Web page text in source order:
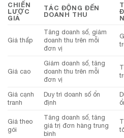
CHIẾN
LƯỢC
GIÁ
TÁC ĐỘNG ĐẾN
DOANH THU
Giá thấp
Tăng doanh số, giảm
doanh thu trên mỗi
đơn vị
Giá cao
Giảm doanh số, tăng
doanh thu trên mỗi
đơn vị
Giá cạnh
tranh
Duy trì doanh số ổn
định
Giá theo
gói
Tăng doanh số, tăng
giá trị đơn hàng trung
bình